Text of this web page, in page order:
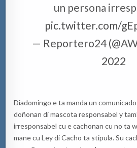
un persona
pic.twitter.com/
— Reportero24
2022
Diadomingo e ta manda un
doñonan di mascota responsabel y
irresponsabel cu e cachonan cu no ta
mane cu Ley di Cacho ta stipula. Su